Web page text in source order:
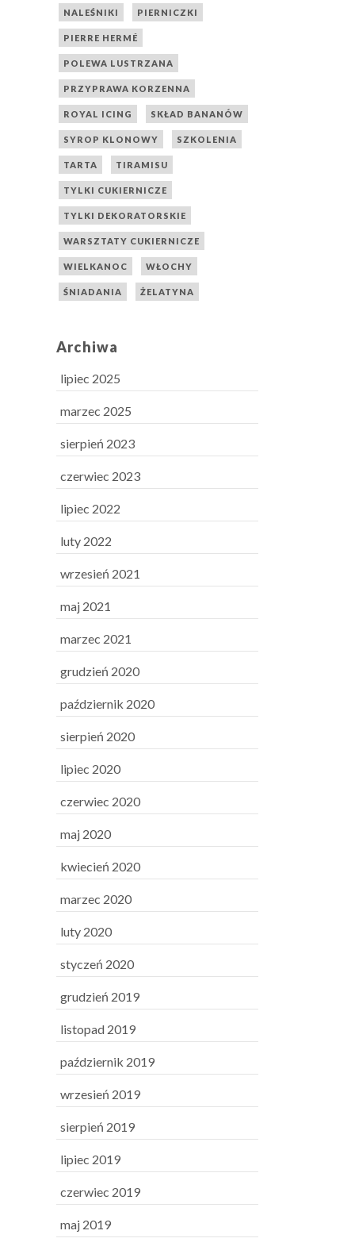
NALEŚNIKI PIERNICZKI
PIERRE HERMÉ
POLEWA LUSTRZANA
PRZYPRAWA KORZENNA
ROYAL ICING SKŁAD BANANÓW
SYROP KLONOWY SZKOLENIA
TARTA TIRAMISU
TYLKI CUKIERNICZE
TYLKI DEKORATORSKIE
WARSZTATY CUKIERNICZE
WIELKANOC WŁOCHY
ŚNIADANIA ŻELATYNA
Archiwa
lipiec 2025
marzec 2025
sierpień 2023
czerwiec 2023
lipiec 2022
luty 2022
wrzesień 2021
maj 2021
marzec 2021
grudzień 2020
październik 2020
sierpień 2020
lipiec 2020
czerwiec 2020
maj 2020
kwiecień 2020
marzec 2020
luty 2020
styczeń 2020
grudzień 2019
listopad 2019
październik 2019
wrzesień 2019
sierpień 2019
lipiec 2019
czerwiec 2019
maj 2019